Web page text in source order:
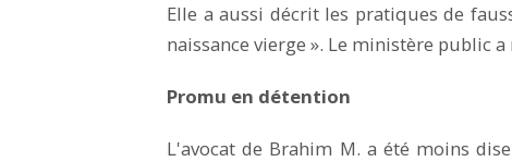
Elle a aussi décrit les pratiques de
naissance vierge ». Le ministère public
Promu en détention
L'avocat de Brahim M. a été moins